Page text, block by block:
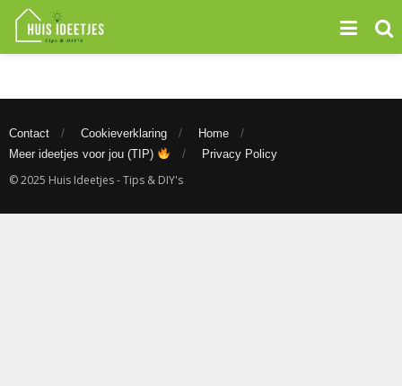
Contact Cookieverklaring
Home
Meer ideetjes voor jou (TIP)
Privacy Policy
© 2025 Huis Ideetjes - Tips & DIY's